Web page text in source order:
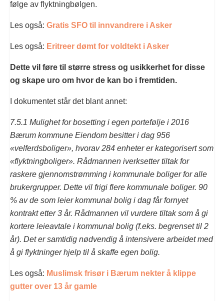
følge av flyktningbølgen.
Les også: Gratis SFO til innvandrere i Asker
Les også: Eritreer dømt for voldtekt i Asker
Dette vil føre til større stress og usikkerhet for disse
og skape uro om hvor de kan bo i fremtiden.
I dokumentet står det blant annet:
7.5.1 Mulighet for bosetting i egen portefølje i 2016
Bærum kommune Eiendom besitter i dag 956
«velferdsboliger», hvorav 284 enheter er kategorisert som
«flyktningboliger». Rådmannen iverksetter tiltak for
raskere gjennomstrømming i kommunale boliger for alle
brukergrupper. Dette vil frigi flere kommunale boliger. 90
% av de som leier kommunal bolig i dag får fornyet
kontrakt etter 3 år. Rådmannen vil vurdere tiltak som å gi
kortere leieavtale i kommunal bolig (f.eks. begrenset til 2
år). Det er samtidig nødvendig å intensivere arbeidet med
å gi flyktninger hjelp til å skaffe egen bolig.
Les også: Muslimsk frisør i Bærum nekter å klippe
gutter over 13 år gamle